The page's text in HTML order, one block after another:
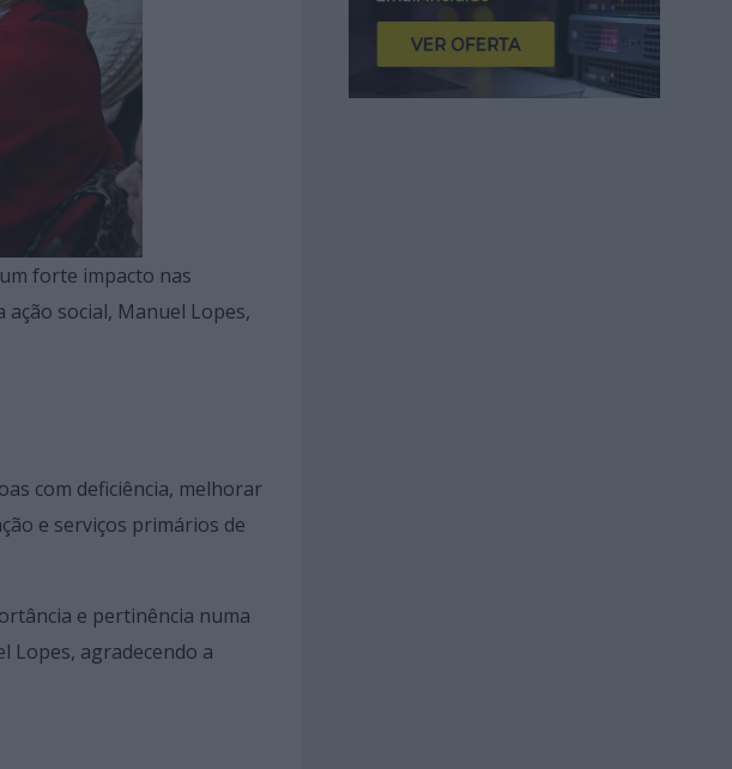
forte impacto nas
social, Manuel Lopes,
com deficiência, melhorar
e serviços primários de
e pertinência numa
Lopes, agradecendo a